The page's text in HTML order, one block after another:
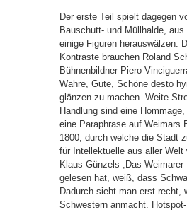
Der erste Teil spielt dagegen
Bauschutt- und Müllhalde,
einige Figuren herauswälzen.
Kontraste brauchen Roland
Bühnenbildner Piero
Wahre, Gute, Schöne desto
glänzen zu machen. Weite
Handlung sind eine
eine Paraphrase auf Weimars
1800, durch welche die Stadt
für Intellektuelle aus aller Welt
Klaus Günzels „Das Weimarer
gelesen hat, weiß, dass
Dadurch sieht man erst recht,
Schwestern anmacht.